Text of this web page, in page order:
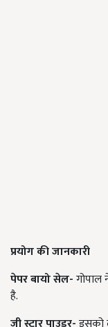
प्रयोग की जानकारी
पेपर बायो सेल-गोपाल
है.